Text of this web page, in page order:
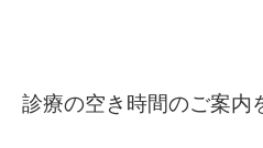
診療の空き時間のご案内